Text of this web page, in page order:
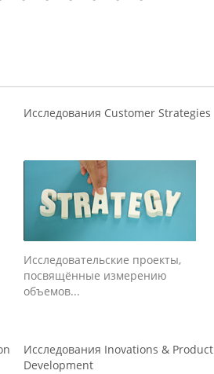
Исследования Customer Strategies
Исследовательские проекты,
посвящённые измерению
объемов...
Исследования Inovations & Product
Development